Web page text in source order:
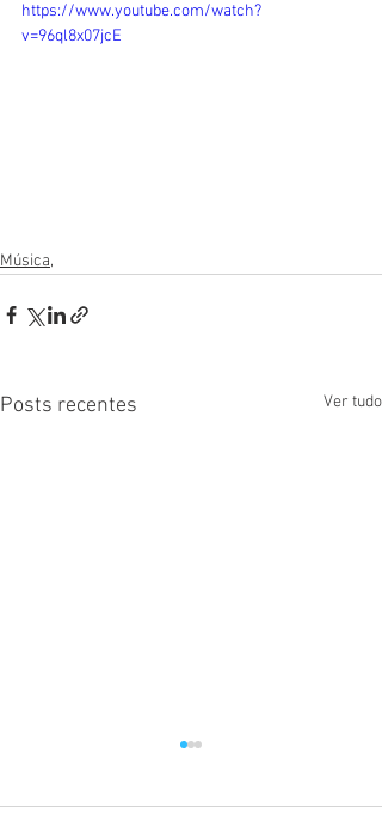
https://www.youtube.com/watch?
v=96ql8x07jcE
Música,
Posts recentes Ver tudo